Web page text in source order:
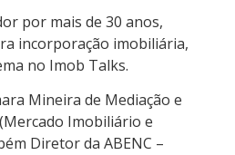
por mais de 30 anos,
incorporação imobiliária,
no Imob Talks.
Mineira de Mediação e
Imobiliário e
Diretor da ABENC –